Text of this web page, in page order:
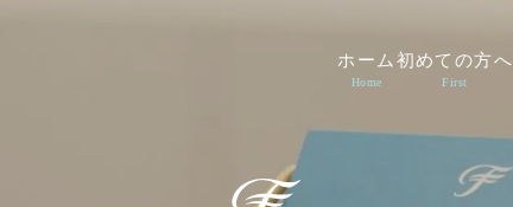
ホーム
Home
初めての方へ
First